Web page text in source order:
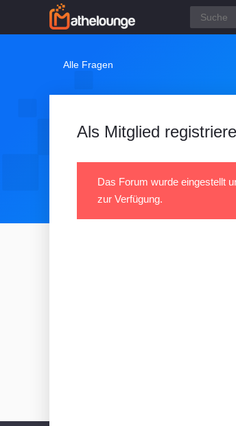
Alle Fragen
Als Mitglied
Das Forum wurde eingestellt
zur Verfügung.